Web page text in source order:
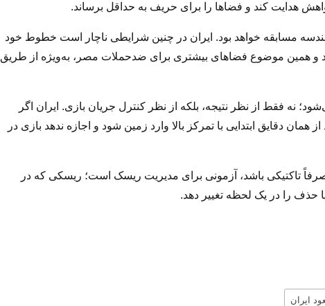
هدایت کند و فضاها را برای حریف به حداقل برساند.
مسابقه خواهد بود. ایران در چنین شرایطی ناچار است خطوط خود
و همین موضوع فضاهای بیشتری برای ضدحملات مصر، به‌ویژه از طریق
نه فقط از نظر نتیجه، بلکه از نظر کنترل جریان بازی. ایران اگر
دقایق ابتدایی با تمرکز بالا وارد زمین شود و اجازه ندهد بازی در
تاکتیکی باشد، آزمونی برای مدیریت ریسک است؛ ریسکی که در
را در یک لحظه تغییر دهد.
ایران